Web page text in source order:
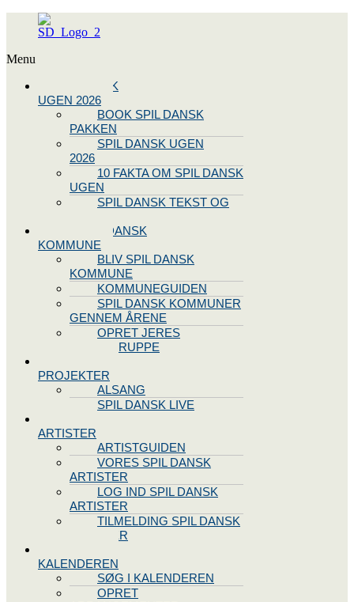
Menu
SPIL DANSK
UGEN 2026
BOOK SPIL DANSK
PAKKEN
SPIL DANSK UGEN
2026
10 FAKTA OM SPIL DANSK
UGEN
SPIL DANSK TEKST OG
BLIV SPIL DANSK
KOMMUNE
BLIV SPIL DANSK
KOMMUNE
KOMMUNEGUIDEN
SPIL DANSK KOMMUNER
GENNEM ÅRENE
OPRET JERES
STYREGRUPPE
PROJEKTER
ALSANG
SPIL DANSK LIVE
ARTISTER
ARTISTGUIDEN
VORES SPIL DANSK
ARTISTER
LOG IND SPIL DANSK
ARTISTER
TILMELDING SPIL DANSK
ARTISTER
KALENDEREN
SØG I KALENDEREN
OPRET